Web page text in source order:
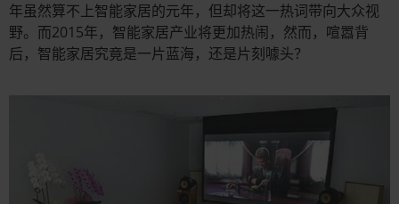
年虽然算不上智能家居的元年，但却将这一热词带向大众视
野。而2015年，智能家居产业将更加热闹，然而，喧嚣背
后，智能家居究竟是一片蓝海，还是片刻噱头？